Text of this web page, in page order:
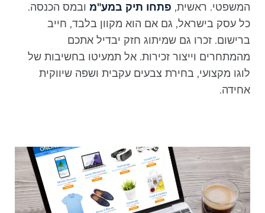
המשפטי. ראשית,פתחו תיק במע"מובמס הכנסה.
כל עסק בישראל, גם אם הוא מקוון בלבד, חייב
ברישום. זכרו גם שמיתוג חזק יבדיל אתכם
מהמתחרים וייצור זכירות. אל תמעיטו בחשיבות של
לוגו מקצועי, בחירת צבעים עקבית ושפה שיווקית
אחידה.